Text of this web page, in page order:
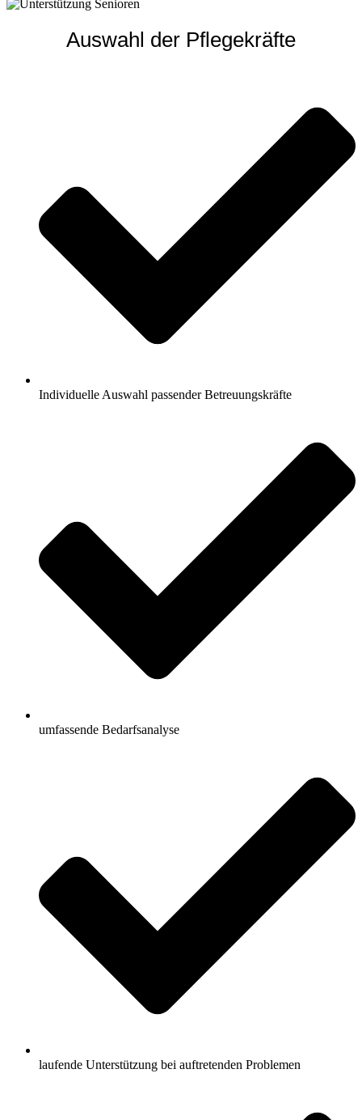
Auswahl der Pflegekräfte
Individuelle Auswahl passender Betreuungskräfte
umfassende Bedarfsanalyse
laufende Unterstützung bei auftretenden Problemen